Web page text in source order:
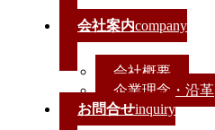
会社案内company
会社概要
企業理念・沿革
お問合せinquiry